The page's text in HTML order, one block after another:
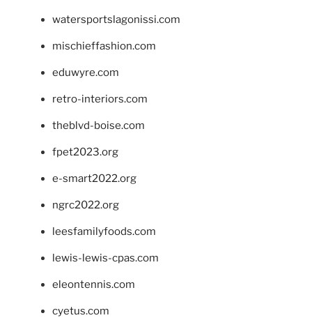
watersportslagonissi.com
mischieffashion.com
eduwyre.com
retro-interiors.com
theblvd-boise.com
fpet2023.org
e-smart2022.org
ngrc2022.org
leesfamilyfoods.com
lewis-lewis-cpas.com
eleontennis.com
cyetus.com